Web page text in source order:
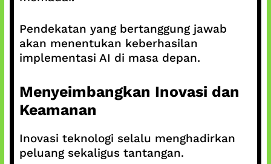
Pendekatan yang bertanggung jawab
akan menentukan keberhasilan
implementasi AI di masa depan.
Menyeimbangkan Inovasi dan
Keamanan
Inovasi teknologi selalu menghadirkan
peluang sekaligus tantangan.